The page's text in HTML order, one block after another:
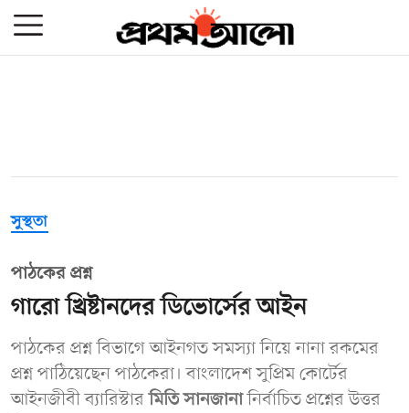
সুস্থতা
পাঠকের প্রশ্ন
গারো খ্রিষ্টানদের ডিভোর্সের আইন
পাঠকের প্রশ্ন বিভাগে আইনগত সমস্যা নিয়ে নানা রকমের
প্রশ্ন পাঠিয়েছেন পাঠকেরা। বাংলাদেশ সুপ্রিম কোর্টের
আইনজীবী ব্যারিস্টারমিতি সানজানানির্বাচিত প্রশ্নের উত্তর